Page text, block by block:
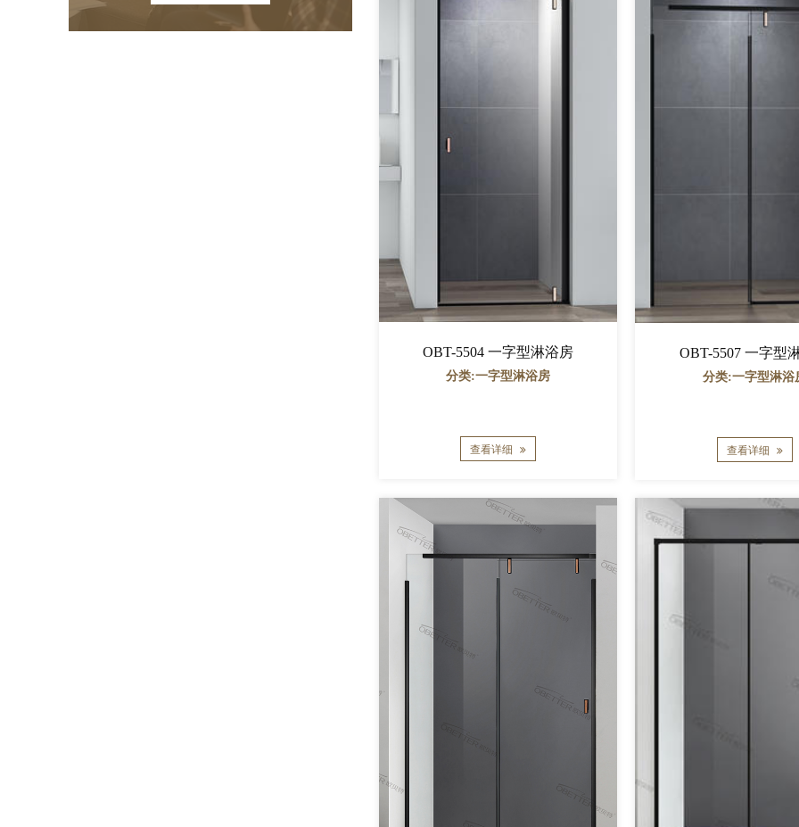
OBT-5504 一字型淋浴房
分类:一字型淋浴房
查看详细
OBT-5507 一字型
分类:一字型淋浴
查看详细